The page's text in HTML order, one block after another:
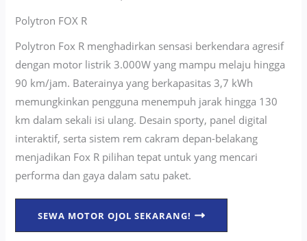
Polytron FOX R
Polytron Fox R menghadirkan sensasi berkendara agresif
dengan motor listrik 3.000W yang mampu melaju hingga
90 km/jam. Baterainya yang berkapasitas 3,7 kWh
memungkinkan pengguna menempuh jarak hingga 130
km dalam sekali isi ulang. Desain sporty, panel digital
interaktif, serta sistem rem cakram depan-belakang
menjadikan Fox R pilihan tepat untuk yang mencari
performa dan gaya dalam satu paket.
SEWA MOTOR OJOL SEKARANG!